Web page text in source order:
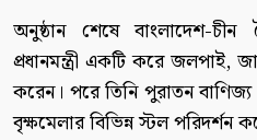
অনুষ্ঠান শেষে বাংলাদেশ-চীন
প্রধানমন্ত্রী একটি করে জলপাই,
করেন। পরে তিনি পুরাতন
বৃক্ষমেলার বিভিন্ন স্টল পরিদর্শন